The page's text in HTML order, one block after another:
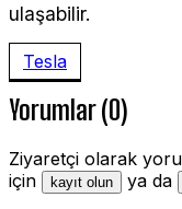
ulaşabilir.
Tesla
Yorumlar (0)
Ziyaretçi olarak
için
kayıt olun ya da